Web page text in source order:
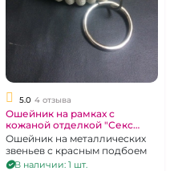
5.0 4 отзыва
Ошейник на рамках с
кожаной отделкой "Секс
Ателье" Bennie
Ошейник на металлических
звеньев с красным подбоем
В наличии: 1 шт.